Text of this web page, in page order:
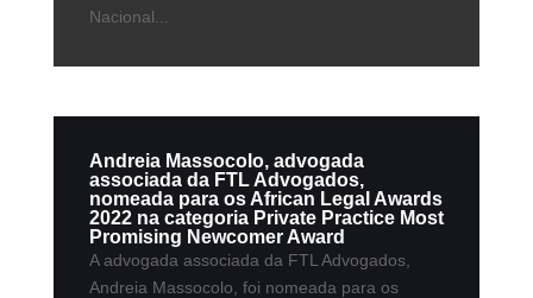
Nacional...
Andreia Massocolo, advogada
associada da FTL Advogados,
nomeada para os African Legal Awards
2022 na categoria Private Practice Most
Promising Newcomer Award
A advogada associada da FTL Advogados,
Andreia Massocolo, foi nomeada para os